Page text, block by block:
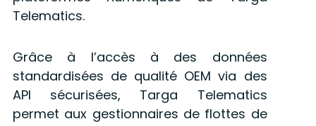
Telematics.
Grâce à l’accès à des données
standardisées de qualité OEM via des
API sécurisées, Targa Telematics
permet aux gestionnaires de flottes de